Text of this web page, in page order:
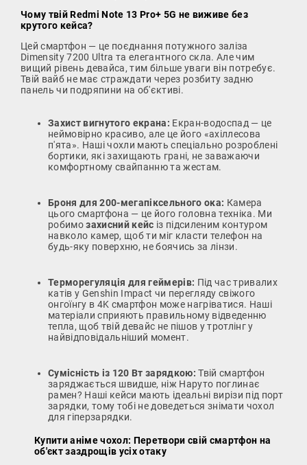
Чому твій Redmi Note 13 Pro+ 5G не виживе без
крутого кейса?
Цей смартфон — це поєднання потужного заліза
Dimensity 7200 Ultra та елегантного скла. Але чим
вищий рівень девайса, тим більше уваги він потребує.
Твій вайб не має страждати через розбиту задню
панель чи подряпини на об'єктиві.
Захист вигнутого екрана: Екран-водоспад — це
неймовірно красиво, але це його «ахіллесова
п'ята». Наші чохли мають спеціально розроблені
бортики, які захищають грані, не заважаючи
комфортному свайпанню та жестам.
Броня для 200-мегапіксельного ока: Камера
цього смартфона — це його головна техніка. Ми
робимозахисний кейс із підсиленим контуром
навколо камер, щоб ти міг класти телефон на
будь-яку поверхню, не боячись за лінзи.
Терморегуляція для геймерів: Під час тривалих
катів у Genshin Impact чи перегляду свіжого
онгоїнгу в 4K смартфон може нагріватися. Наші
матеріали сприяють правильному відведенню
тепла, щоб твій девайс не пішов у тротлінг у
найвідповідальніший момент.
Сумісність із 120 Вт зарядкою: Твій смартфон
заряджається швидше, ніж Наруто поглинає
рамен? Наші кейси мають ідеальні вирізи під порт
зарядки, тому тобі не доведеться знімати чохол
для гіперзарядки.
Купити аніме чохол: Перетвори свій смартфон на
об'єкт заздрощів усіх отаку